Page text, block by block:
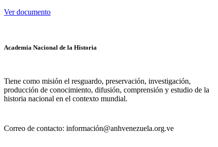
Ver documento
Academia Nacional de la Historia
Tiene como misión el resguardo, preservación, investigación,
producción de conocimiento, difusión, comprensión y estudio de la
historia nacional en el contexto mundial.
Correo de contacto: información@anhvenezuela.org.ve